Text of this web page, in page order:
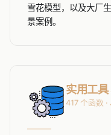
雪花模型，以及大厂
景案例。
实用工
417 个函数 ·